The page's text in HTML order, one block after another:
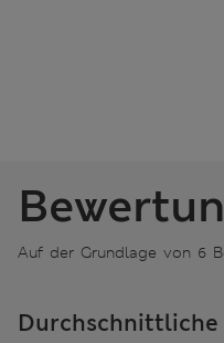
Auf der Grundlage von 6
Durchschnittliche